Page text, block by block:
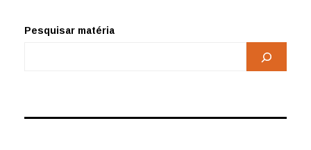
Pesquisar matéria